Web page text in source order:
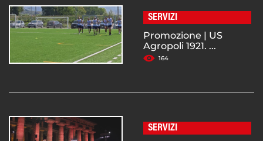
SERVIZI
Promozione | US
Agropoli 1921. ...
164
SERVIZI